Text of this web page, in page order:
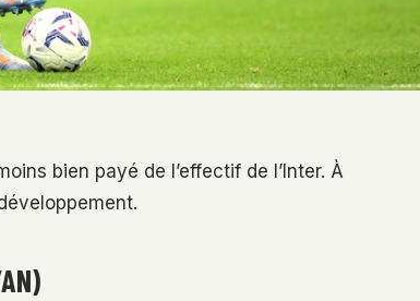
bien payé de l’effectif de l’Inter. À